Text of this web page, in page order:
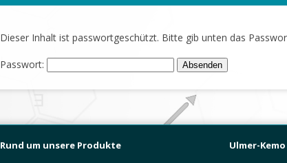
Dieser Inhalt ist passwortgeschützt. Bitte gib unten das
Passwort:
Rund um unsere Produkte
Ulmer-Kemo